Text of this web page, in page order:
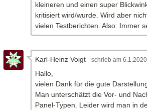
kleineren und einen super
kritisiert wird/wurde. Wird aber
vielen Testberichten. Also: Immer
Karl-Heinz Voigt am 6.1.2020
Hallo,
vielen Dank für die gute
Man unterschätzt die Vor- und
Panel-Typen. Leider wird man in